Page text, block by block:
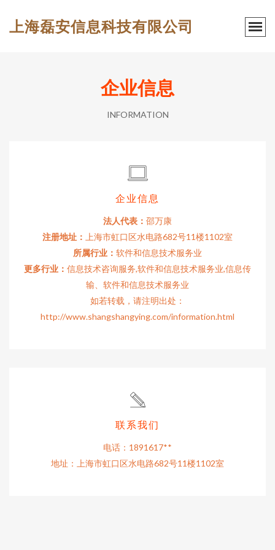
上海磊安信息科技有限公司
企业信息
INFORMATION
企业信息
法人代表： 邵万康
注册地址：
上海市虹口区水电路682号11楼1102室
所属行业： 软件和信息技术服务业
更多行业： 信息技术咨询服务,软件和信息技术服务业,信息传
输、软件和信息技术服务业
如若转载，请注明出处：
http://www.shangshangying.com/information.html
联系我们
电话：1891617**
地址：上海市虹口区水电路682号11楼1102室